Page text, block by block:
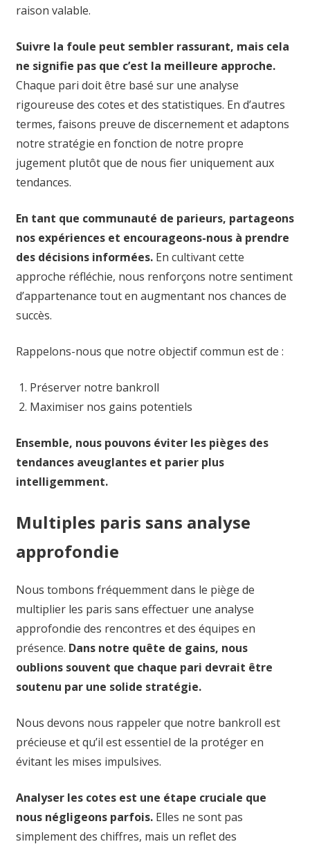
raison valable.
Suivre la foule peut sembler rassurant, mais cela
ne signifie pas que c’est la meilleure approche.
Chaque pari doit être basé sur une analyse
rigoureuse des cotes et des statistiques. En d’autres
termes, faisons preuve de discernement et adaptons
notre stratégie en fonction de notre propre
jugement plutôt que de nous fier uniquement aux
tendances.
En tant que communauté de parieurs, partageons
nos expériences et encourageons-nous à prendre
des décisions informées.En cultivant cette
approche réfléchie, nous renforçons notre sentiment
d’appartenance tout en augmentant nos chances de
succès.
Rappelons-nous que notre objectif commun est de :
Préserver notre bankroll
Maximiser nos gains potentiels
Ensemble, nous pouvons éviter les pièges des
tendances aveuglantes et parier plus
intelligemment.
Multiples paris sans analyse
approfondie
Nous tombons fréquemment dans le piège de
multiplier les paris sans effectuer une analyse
approfondie des rencontres et des équipes en
présence. Dans notre quête de gains, nous
oublions souvent que chaque pari devrait être
soutenu par une solide stratégie.
Nous devons nous rappeler que notre bankroll est
précieuse et qu’il est essentiel de la protéger en
évitant les mises impulsives.
Analyser les cotes est une étape cruciale que
nous négligeons parfois.Elles ne sont pas
simplement des chiffres, mais un reflet des